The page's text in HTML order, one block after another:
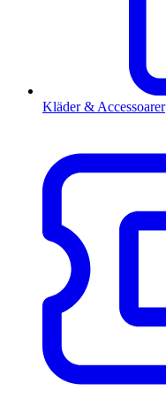
Kläder & Accessoarer